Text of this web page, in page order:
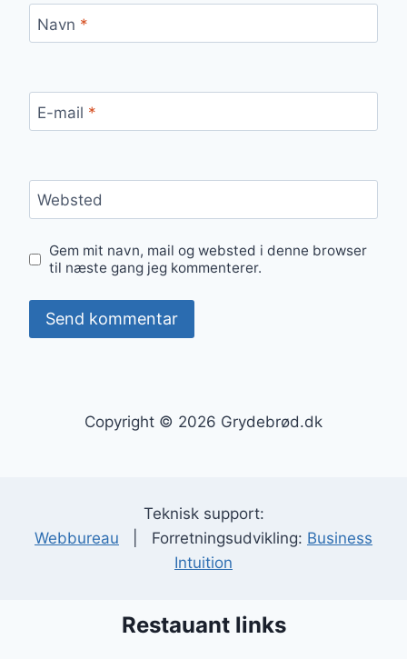
Navn *
E-mail *
Websted
Gem mit navn, mail og websted i denne browser
til næste gang jeg kommenterer.
Copyright © 2026 Grydebrød.dk
Teknisk support:
Webbureau | Forretningsudvikling: Business
Intuition
Restauant links